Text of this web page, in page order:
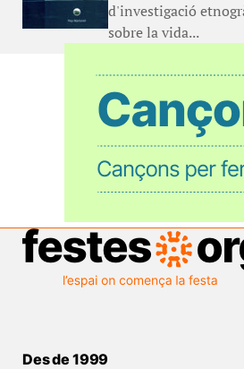
d'investigació
sobre la vida...
Des de 1999